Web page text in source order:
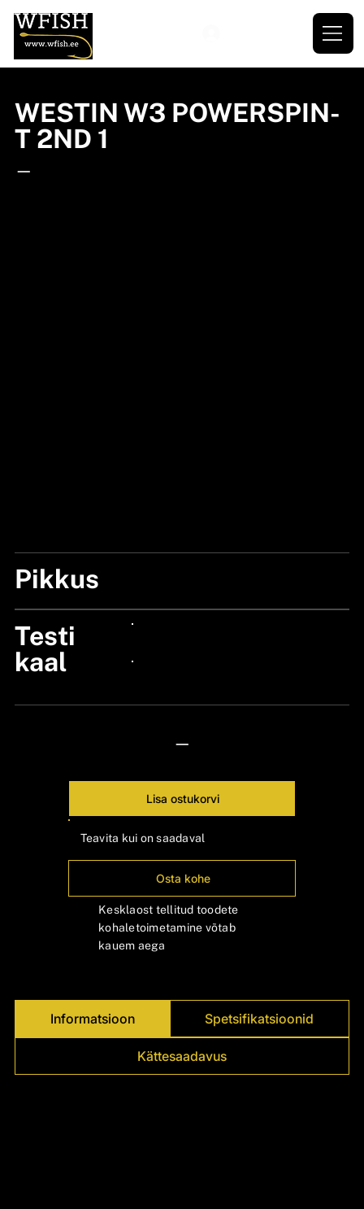
Pikkus
Testi
kaal
—
Lisa ostukorvi
Teavita kui on saadaval
Osta kohe
Kesklaost tellitud toodete
kohaletoimetamine võtab
kauem aega
Informatsioon Spetsifikatsioonid
Kättesaadavus
WESTIN W3 POWERSPIN-
T 2ND 1
—